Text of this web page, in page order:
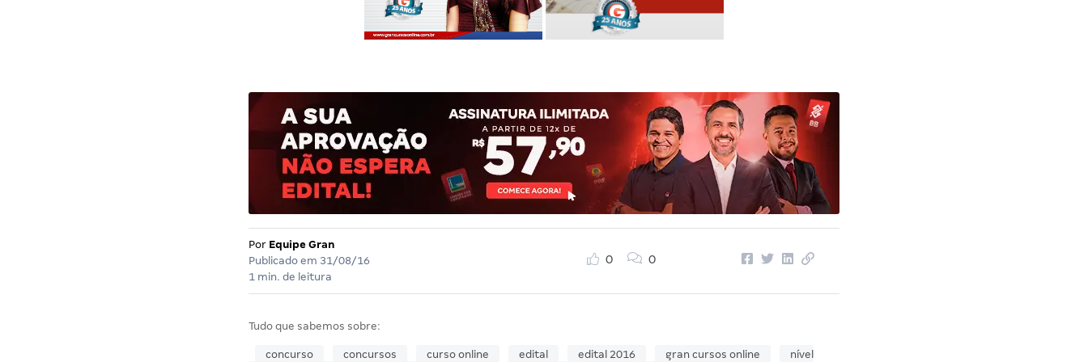
Por Equipe Gran
Publicado em 31/08/16
1 min. de leitura
0 0
Tudo que sabemos sobre:
concurso concursos curso online edital edital 2016 gran cursos online nível